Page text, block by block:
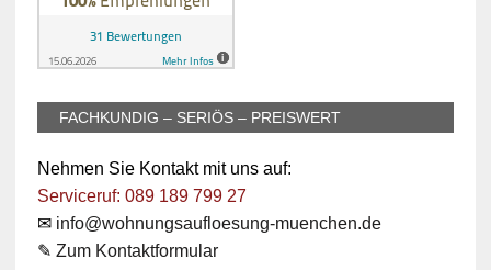
FACHKUNDIG – SERIÖS – PREISWERT
Nehmen Sie Kontakt mit uns auf:
Serviceruf: 089 189 799 27
✉ info@wohnungsaufloesung-muenchen.de
✎ Zum Kontaktformular